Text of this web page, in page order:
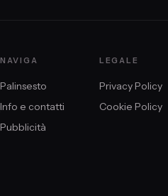
NAVIGA
Palinsesto
Info e contatti
Pubblicità
LEGALE
Privacy Policy
Cookie Policy